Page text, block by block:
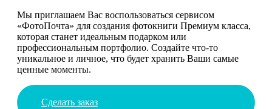
Мы приглашаем Вас воспользоваться сервисом
«ФотоПочта» для создания фотокниги Премиум класса,
которая станет идеальным подарком или
профессиональным портфолио. Создайте что-то
уникальное и личное, что будет хранить Ваши самые
ценные моменты.
Сделать заказ